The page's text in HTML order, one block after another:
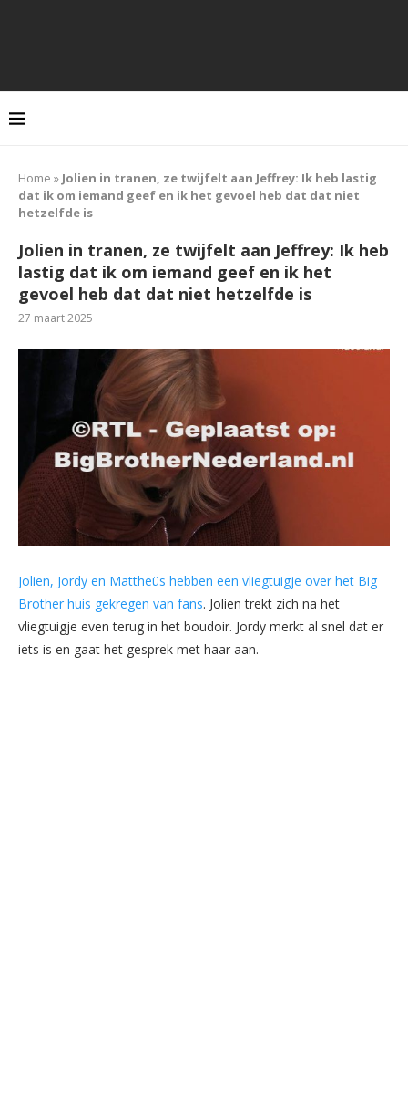
Home » Jolien in tranen, ze twijfelt aan Jeffrey: Ik heb lastig
dat ik om iemand geef en ik het gevoel heb dat dat niet
hetzelfde is
Jolien in tranen, ze twijfelt aan Jeffrey: Ik heb
lastig dat ik om iemand geef en ik het
gevoel heb dat dat niet hetzelfde is
27 maart 2025
Jolien, Jordy en Mattheüs hebben een vliegtuigje over het Big
Brother huis gekregen van fans. Jolien trekt zich na het
vliegtuigje even terug in het boudoir. Jordy merkt al snel dat er
iets is en gaat het gesprek met haar aan.